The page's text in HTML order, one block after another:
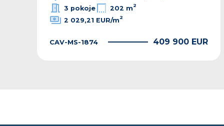
3 pokoje 202 m2
2 029,21 EUR/m2
CAV-MS-1874 409 900 EUR